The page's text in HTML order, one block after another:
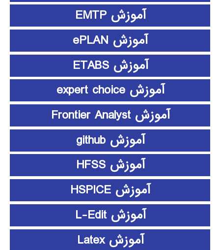
آموزش EMTP
آموزش ePLAN
آموزش ETABS
آموزش expert choice
آموزش Frontier Analyst
آموزش github
آموزش HFSS
آموزش HSPICE
آموزش L-Edit
آموزش Latex